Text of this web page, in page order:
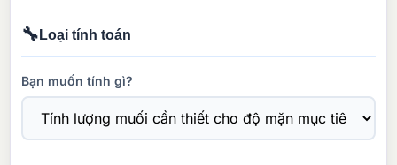
🔧 Loại tính toán
Bạn muốn tính gì?